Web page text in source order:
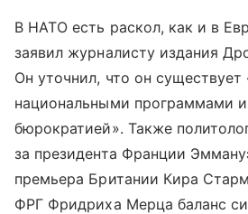
В НАТО есть раскол, как и в
заявил журналисту издания
Он уточнил, что он
национальными программами
бюрократией». Также
за президента Франции
премьера Британии Кира
ФРГ Фридриха Мерца баланс